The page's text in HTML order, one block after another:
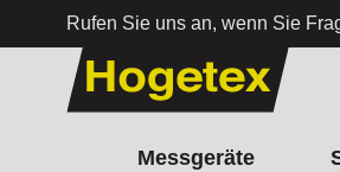
Rufen Sie uns an, wenn Sie
Zum Inhalt springen
Messgeräte